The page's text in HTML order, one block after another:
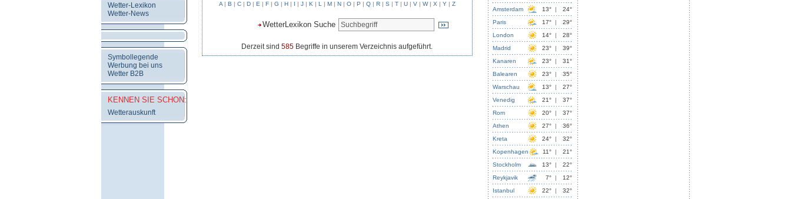
Wetter-Lexikon
Wetter-News
Symbollegende
Werbung bei uns
Wetter B2B
KENNEN SIE SCHON:
Wetterauskunft
A| B | C| D| E | F| G | H| I | J| K | L | M| N| O| P | Q| R| S | T| U| V| W| X | Y| Z
WetterLexikon Suche
Derzeit sind 585 Begriffe in unserem Verzeichnis aufgeführt.
Amsterdam
13° |
24°
Paris
17° |
29°
London
14° |
28°
Madrid
23° |
39°
Kanaren
23° |
31°
Balearen
23° |
35°
Warschau
13° |
27°
Venedig
21° |
37°
Rom
20° |
37°
Athen
27° |
36°
Kreta
24° |
32°
Kopenhagen
11° |
21°
Stockholm
13° |
22°
Reykjavik
7° |
12°
Istanbul
22° | 32°